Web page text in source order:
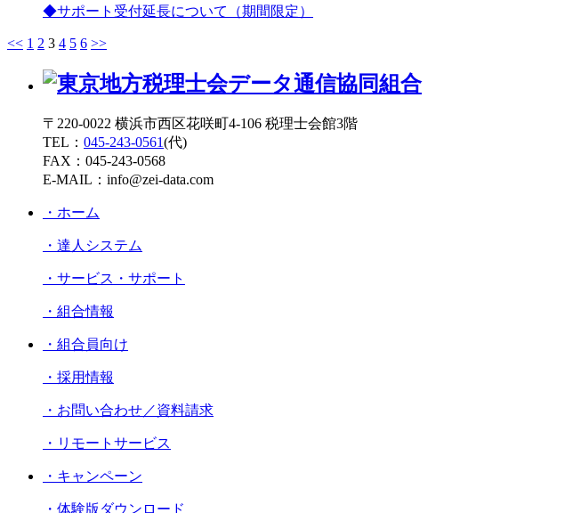
◆サポート受付延長について（期間限定）
投
<< 1 2 3 4 5 6 >>
〒220-0022 横浜市西区花咲町4-106 税理士会館3階
TEL： 045-243-0561(代)
FAX：045-243-0568
E-MAIL：info@zei-data.com
・ホーム
・達人システム
・サービス・サポート
・組合情報
・組合員向け
・採用情報
・お問い合わせ／資料請求
・リモートサービス
・キャンペーン
・体験版ダウンロード